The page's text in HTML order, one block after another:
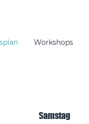
Workshops
Samstag